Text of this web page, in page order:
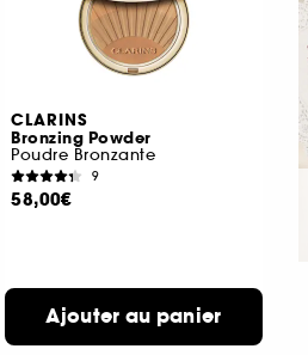
CLARINS
Bronzing Powder
Poudre Bronzante
9
58,00€
Ajouter au panier